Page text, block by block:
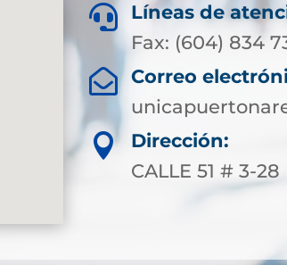

Líneas de
Fax: (604) 834

Correo

Dirección:
CALLE 51 # 3-28